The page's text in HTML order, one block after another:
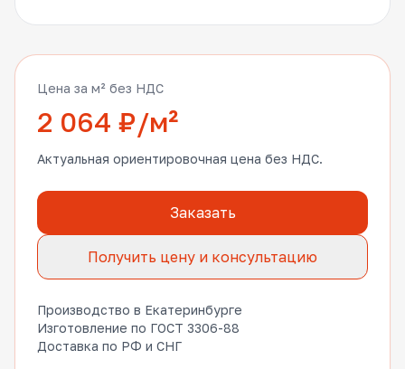
Цена за м² без НДС
2 064 ₽/м²
Актуальная ориентировочная цена без НДС.
Заказать
Получить цену и консультацию
Производство в Екатеринбурге
Изготовление по ГОСТ 3306-88
Доставка по РФ и СНГ